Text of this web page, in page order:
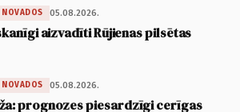
05.08.2026.
aizvadīti Rūjienas pilsētas
05.08.2026.
prognozes piesardzīgi cerīgas